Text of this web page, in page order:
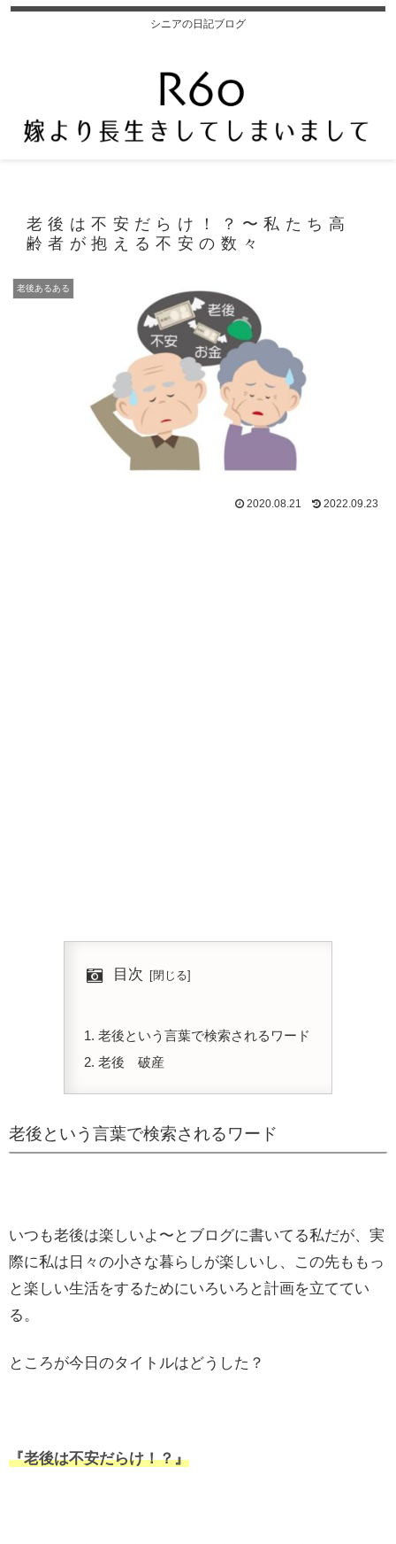
シニアの日記ブログ
老後は不安だらけ！？〜私たち高
齢者が抱える不安の数々
老後あるある
2020.08.21 2022.09.23
目次
老後という言葉で検索されるワード
老後 破産
老後という言葉で検索されるワード
いつも老後は楽しいよ〜とブログに書いてる私だが、実
際に私は日々の小さな暮らしが楽しいし、この先ももっ
と楽しい生活をするためにいろいろと計画を立ててい
る。
ところが今日のタイトルはどうした？
『老後は不安だらけ！？』